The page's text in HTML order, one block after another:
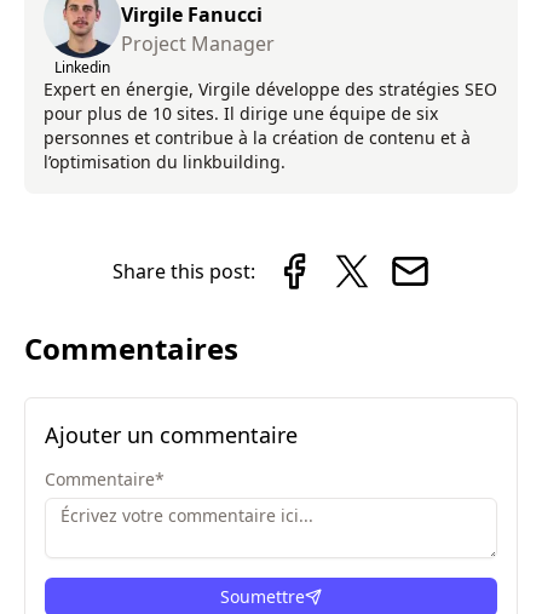
Linkedin
Virgile Fanucci
Project Manager
Expert en énergie, Virgile développe des stratégies SEO
pour plus de 10 sites. Il dirige une équipe de six
personnes et contribue à la création de contenu et à
l’optimisation du linkbuilding.
Share this post:
Commentaires
Ajouter un commentaire
Commentaire*
Soumettre